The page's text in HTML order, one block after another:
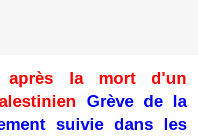
après la mort d'un
Grève de la
suivie dans les